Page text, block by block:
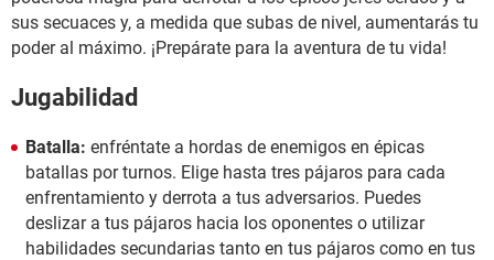
sus secuaces y, a medida que subas de nivel, aumentarás tu
poder al máximo. ¡Prepárate para la aventura de tu vida!
Jugabilidad
Batalla: enfréntate a hordas de enemigos en épicas
batallas por turnos. Elige hasta tres pájaros para cada
enfrentamiento y derrota a tus adversarios. Puedes
deslizar a tus pájaros hacia los oponentes o utilizar
habilidades secundarias tanto en tus pájaros como en tus